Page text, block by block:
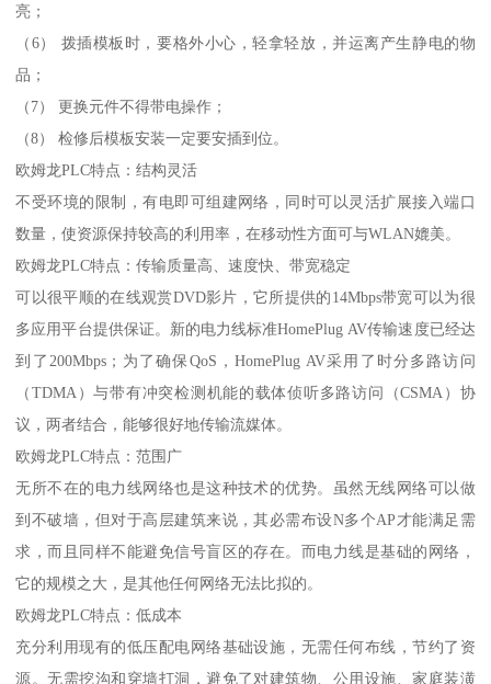
亮；
（6） 拨插模板时，要格外小心，轻拿轻放，并运离产生静电的物
品；
（7） 更换元件不得带电操作；
（8） 检修后模板安装一定要安插到位。
欧姆龙PLC特点：结构灵活
不受环境的限制，有电即可组建网络，同时可以灵活扩展接入端口
数量，使资源保持较高的利用率，在移动性方面可与WLAN媲美。
欧姆龙PLC特点：传输质量高、速度快、带宽稳定
可以很平顺的在线观赏DVD影片，它所提供的14Mbps带宽可以为很
多应用平台提供保证。新的电力线标准HomePlug AV传输速度已经达
到了200Mbps；为了确保QoS，HomePlug AV采用了时分多路访问
（TDMA）与带有冲突检测机能的载体侦听多路访问（CSMA）协
议，两者结合，能够很好地传输流媒体。
欧姆龙PLC特点：范围广
无所不在的电力线网络也是这种技术的优势。虽然无线网络可以做
到不破墙，但对于高层建筑来说，其必需布设N多个AP才能满足需
求，而且同样不能避免信号盲区的存在。而电力线是基础的网络，
它的规模之大，是其他任何网络无法比拟的。
欧姆龙PLC特点：低成本
充分利用现有的低压配电网络基础设施，无需任何布线，节约了资
源。无需挖沟和穿墙打洞，避免了对建筑物、公用设施、家庭装潢